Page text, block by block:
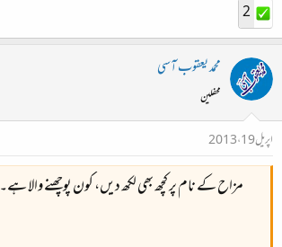
2
محمد یعقوب آسی
محفلین
اپریل 19، 2013
مزاح کے نام پر کچھ بھی لکھ دیں، کون پوچھنے والا ہے۔